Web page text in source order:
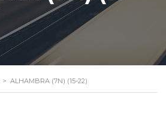
> ALHAMBRA (7N) (15-22)